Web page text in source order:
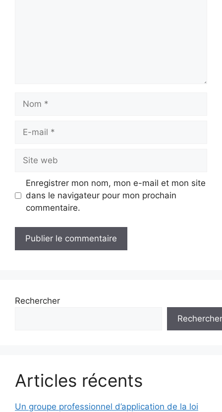
Nom
Site
web
Enregistrer mon nom, mon e-mail et mon site
dans le navigateur pour mon prochain
commentaire.
Rechercher
Rechercher
Articles récents
Un groupe professionnel d’application de la loi